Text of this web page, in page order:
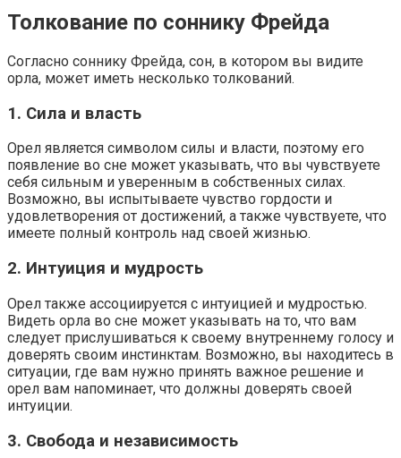
Толкование по соннику Фрейда
Согласно соннику Фрейда, сон, в котором вы видите
орла, может иметь несколько толкований.
1. Сила и власть
Орел является символом силы и власти, поэтому его
появление во сне может указывать, что вы чувствуете
себя сильным и уверенным в собственных силах.
Возможно, вы испытываете чувство гордости и
удовлетворения от достижений, а также чувствуете, что
имеете полный контроль над своей жизнью.
2. Интуиция и мудрость
Орел также ассоциируется с интуицией и мудростью.
Видеть орла во сне может указывать на то, что вам
следует прислушиваться к своему внутреннему голосу и
доверять своим инстинктам. Возможно, вы находитесь в
ситуации, где вам нужно принять важное решение и
орел вам напоминает, что должны доверять своей
интуиции.
3. Свобода и независимость